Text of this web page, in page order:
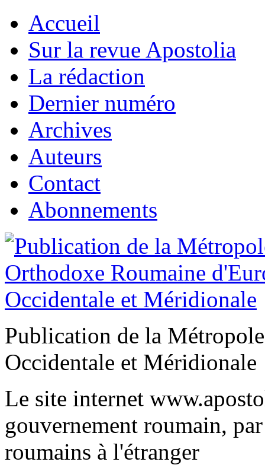
Accueil
Sur la revue Apostolia
La rédaction
Dernier numéro
Archives
Auteurs
Contact
Abonnements
Publication de la
Occidentale et Méridionale
Le site internet
gouvernement roumain,
roumains à l'étranger